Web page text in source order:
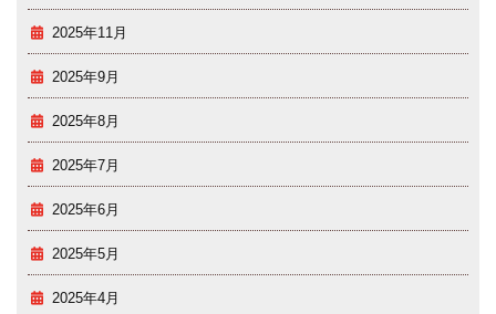
2025年11月
2025年9月
2025年8月
2025年7月
2025年6月
2025年5月
2025年4月